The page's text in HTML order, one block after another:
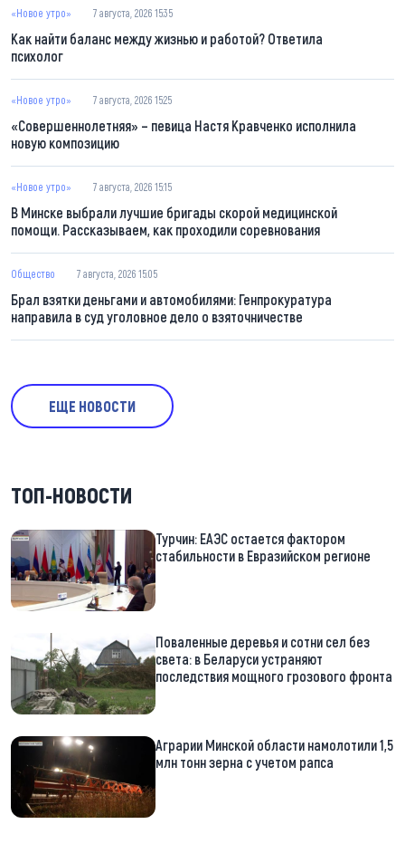
«Новое утро» 7 августа, 2026 15:35
Как найти баланс между жизнью и работой? Ответила
психолог
«Новое утро» 7 августа, 2026 15:25
«Совершеннолетняя» – певица Настя Кравченко исполнила
новую композицию
«Новое утро» 7 августа, 2026 15:15
В Минске выбрали лучшие бригады скорой медицинской
помощи. Рассказываем, как проходили соревнования
Общество 7 августа, 2026 15:05
Брал взятки деньгами и автомобилями: Генпрокуратура
направила в суд уголовное дело о взяточничестве
ЕЩЕ НОВОСТИ
ТОП-НОВОСТИ
Турчин: ЕАЭС остается фактором
стабильности в Евразийском регионе
Поваленные деревья и сотни сел без
света: в Беларуси устраняют
последствия мощного грозового фронта
Аграрии Минской области намолотили 1,5
млн тонн зерна с учетом рапса